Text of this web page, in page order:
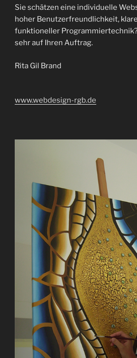
Sie schätzen eine individuelle
hoher Benutzerfreundlichkeit,
funktioneller
sehr auf Ihren Auftrag.
Rita Gil Brand
www.webdesign-rgb.de